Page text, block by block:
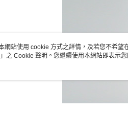
網站使用 cookie 方式之詳情，及若您不希
」之 Cookie 聲明。您繼續使用本網站即表示